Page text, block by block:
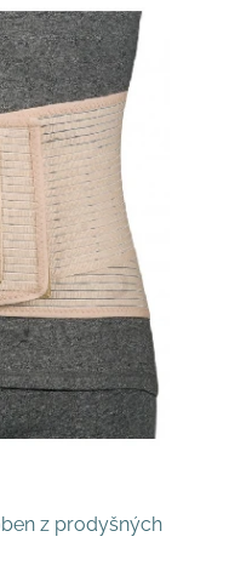
z prodyšných